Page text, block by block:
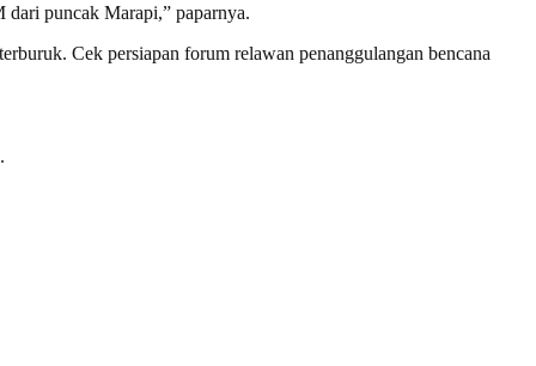
dari puncak Marapi,” paparnya.
Cek persiapan forum relawan penanggulangan bencana